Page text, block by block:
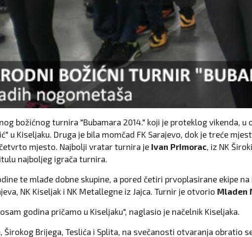
božićnog turnira "Bubamara 2014." koji je proteklog vikenda,
u Kiseljaku. Druga je bila momčad FK Sarajevo, dok je treće
mjesto. Najbolji vratar turnira je Ivan Primorac , iz NK
najboljeg igrača turnira.
te mlađe dobne skupine, a pored četiri prvoplasirane ekipe
NK Kiseljak i NK Metallegne iz Jajca. Turnir je otvorio Mladen
godina pričamo u Kiseljaku", naglasio je načelnik Kiseljaka.
Širokog Brijega, Teslića i Splita, na svečanosti otvaranja obratio